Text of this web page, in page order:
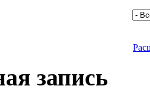
запись